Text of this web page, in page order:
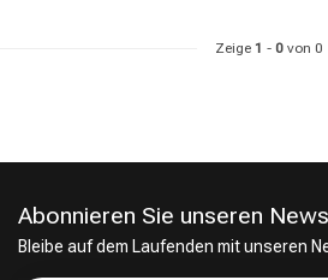
Stylingprodukte
Zeige 1 - 0 von 0
Abonnieren Sie unseren
Bleibe auf dem Laufenden mit unseren